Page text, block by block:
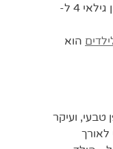
הזקוקים לטיפולי שפה ודיבור בין גילאי 4 ל-
הוא
ועיקר
לאורך